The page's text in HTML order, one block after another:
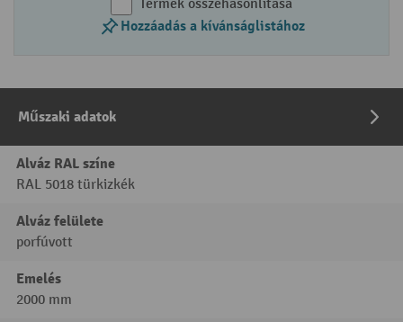
Termék összehasonlítása
Hozzáadás a kívánságlistához
Műszaki adatok
Alváz RAL színe
RAL 5018 türkizkék
Alváz felülete
porfúvott
Emelés
2000 mm